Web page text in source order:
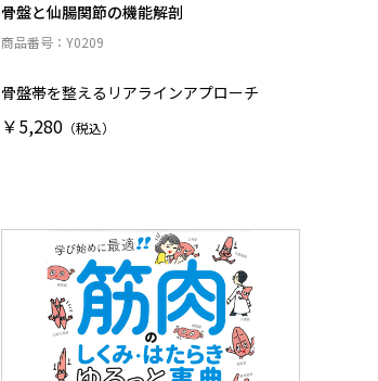
骨盤と仙腸関節の機能解剖
商品番号：Y0209
骨盤帯を整えるリアラインアプローチ
￥5,280 （税込）